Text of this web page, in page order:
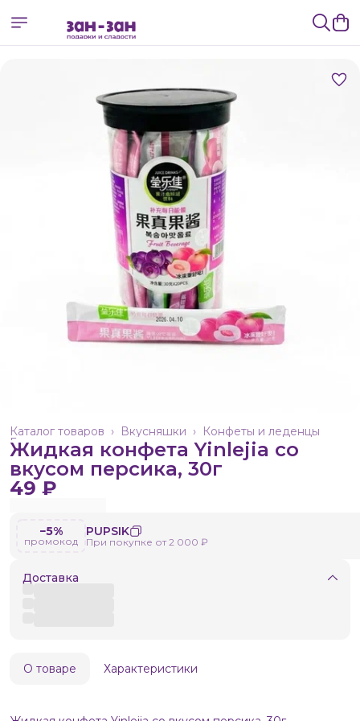
Конфеты и леденцы
Вкусняшки ›
Каталог товаров ›
Главная
Жидкая конфета Yinlejia со
вкусом персика, 30г
49 ₽
−5%
промокод
PUPSIK
При покупке от 2 000 ₽
Доставка
О товаре Характеристики